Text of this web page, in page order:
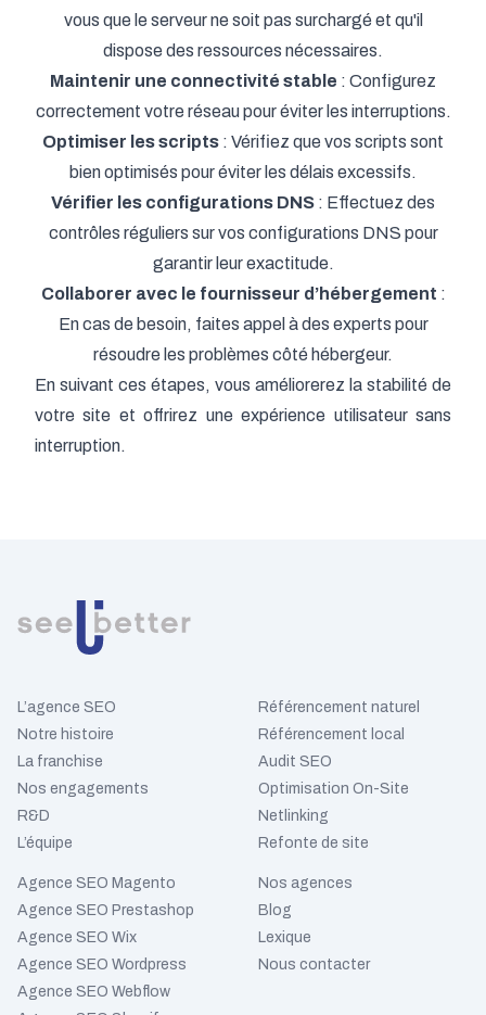
vous que le serveur ne soit pas surchargé et qu'il
dispose des ressources nécessaires.
Maintenir une connectivité stable : Configurez
correctement votre réseau pour éviter les interruptions.
Optimiser les scripts : Vérifiez que vos scripts sont
bien optimisés pour éviter les délais excessifs.
Vérifier les configurations DNS : Effectuez des
contrôles réguliers sur vos configurations DNS pour
garantir leur exactitude.
Collaborer avec le fournisseur d’hébergement :
En cas de besoin, faites appel à des experts pour
résoudre les problèmes côté hébergeur.
En suivant ces étapes, vous améliorerez la stabilité de
votre site et offrirez une expérience utilisateur sans
interruption.
L’agence SEO
Notre histoire
La franchise
Nos engagements
R&D
L’équipe
Référencement naturel
Référencement local
Audit SEO
Optimisation On-Site
Netlinking
Refonte de site
Agence SEO Magento
Agence SEO Prestashop
Agence SEO Wix
Agence SEO Wordpress
Agence SEO Webflow
Nos agences
Blog
Lexique
Nous contacter